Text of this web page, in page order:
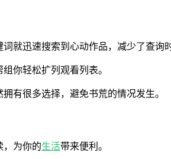
就迅速搜索到心动作品，减少了查询
你轻松扩列观看列表。
有很多选择，避免书荒的情况发生。
，为你的生活带来便利。